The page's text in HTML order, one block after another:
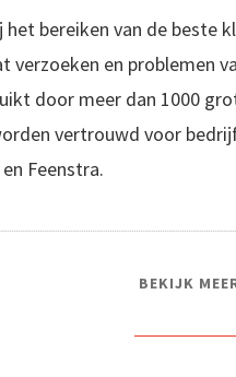
bereiken van de beste
en problemen
door meer dan 1000
vertrouwd voor
Feenstra.
BEKIJK